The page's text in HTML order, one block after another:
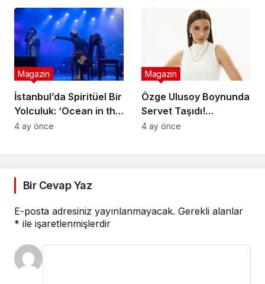
Sunucu Tuğçe Aral
Ekranlara Dönüyor
İstanbul’da Spiritüel Bir
Yolculuk: ‘Ocean in the
Desert Show’ Sahnede
Magazin
4 ay önce
Özge Ulusoy Boynunda
Servet Taşıdı!
Genola’dan Düğün
Magazin
4 ay önce
Bir Cevap Yaz
E-posta adresiniz yayınlanmayacak. Gerekli alanlar
* ile işaretlenmişlerdir